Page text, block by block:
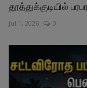
தூத்துக்குடியில்
Jul 1, 2026 0